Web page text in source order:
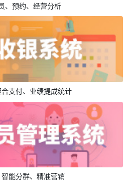
变分销、发券营销
、预约、经营分析